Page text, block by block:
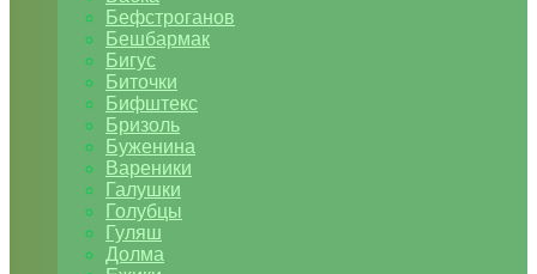
Бефстроганов
Бешбармак
Бигус
Биточки
Бифштекс
Бризоль
Буженина
Вареники
Галушки
Голубцы
Гуляш
Долма